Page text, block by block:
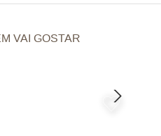
VAI GOSTAR